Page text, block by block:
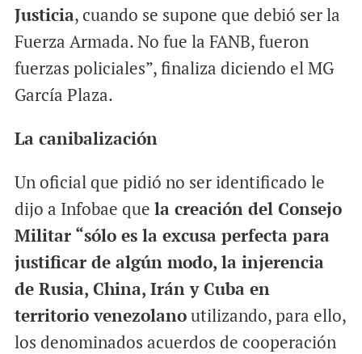
Justicia, cuando se supone que debió ser la
Fuerza Armada. No fue la FANB, fueron
fuerzas policiales”, finaliza diciendo el MG
García Plaza.
La canibalización
Un oficial que pidió no ser identificado le
dijo a Infobae que la creación del Consejo
Militar “sólo es la excusa perfecta para
justificar de algún modo, la injerencia
de Rusia, China, Irán y Cuba en
territorio venezolanoutilizando, para ello,
los denominados acuerdos de cooperación